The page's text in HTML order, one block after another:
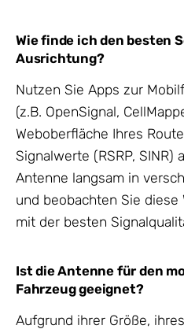
Wie finde ich den besten
Ausrichtung?
Nutzen Sie Apps zur
(z.B. OpenSignal,
Weboberfläche Ihres
Signalwerte (RSRP, SINR)
Antenne langsam in
und beobachten Sie diese
mit der besten
Ist die Antenne für den
Fahrzeug geeignet?
Aufgrund ihrer Größe,